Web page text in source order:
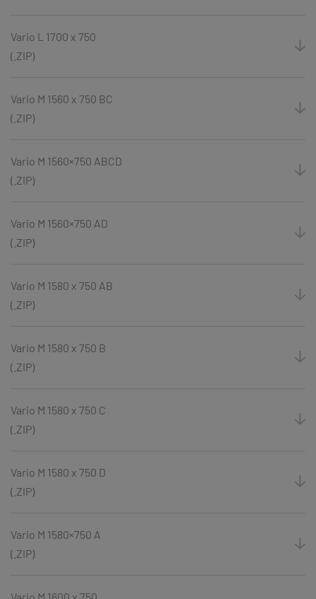
Vario L 1700 x 750
(.ZIP)
Vario M 1560 x 750 BC
(.ZIP)
Vario M 1560×750 ABCD
(.ZIP)
Vario M 1560×750 AD
(.ZIP)
Vario M 1580 x 750 AB
(.ZIP)
Vario M 1580 x 750 B
(.ZIP)
Vario M 1580 x 750 C
(.ZIP)
Vario M 1580 x 750 D
(.ZIP)
Vario M 1580×750 A
(.ZIP)